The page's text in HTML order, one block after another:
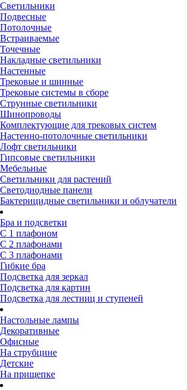
Светильники
Подвесные
Потолочные
Встраиваемые
Точечные
Накладные светильники
Настенные
Трековые и шинные
Трековые системы в сборе
Струнные светильники
Шинопроводы
Комплектующие для трековых систем
Настенно-потолочные светильники
Лофт светильники
Гипсовые светильники
Мебельные
Светильники для растений
Светодиодные панели
Бактерицидные светильники и облучатели
Бра и подсветки
С 1 плафоном
С 2 плафонами
С 3 плафонами
Гибкие бра
Подсветка для зеркал
Подсветка для картин
Подсветка для лестниц и ступеней
Настольные лампы
Декоративные
Офисные
На струбцине
Детские
На прищепке